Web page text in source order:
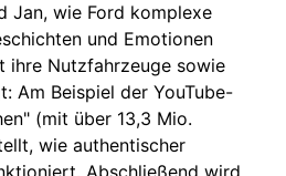
Jan, wie Ford komplexe
und Emotionen
ihre Nutzfahrzeuge sowie
Am Beispiel der YouTube-
(mit über 13,3 Mio.
wie authentischer
Abschließend wird